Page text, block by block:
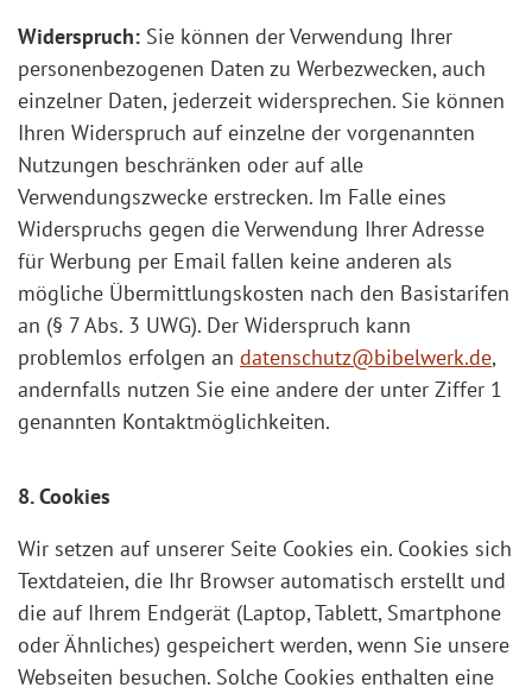
Widerspruch: Sie können der Verwendung Ihrer
personenbezogenen Daten zu Werbezwecken, auch
einzelner Daten, jederzeit widersprechen. Sie können
Ihren Widerspruch auf einzelne der vorgenannten
Nutzungen beschränken oder auf alle
Verwendungszwecke erstrecken. Im Falle eines
Widerspruchs gegen die Verwendung Ihrer Adresse
für Werbung per Email fallen keine anderen als
mögliche Übermittlungskosten nach den Basistarifen
an (§ 7 Abs. 3 UWG). Der Widerspruch kann
problemlos erfolgen an datenschutz@bibelwerk.de,
andernfalls nutzen Sie eine andere der unter Ziffer 1
genannten Kontaktmöglichkeiten.
8. Cookies
Wir setzen auf unserer Seite Cookies ein. Cookies sich
Textdateien, die Ihr Browser automatisch erstellt und
die auf Ihrem Endgerät (Laptop, Tablett, Smartphone
oder Ähnliches) gespeichert werden, wenn Sie unsere
Webseiten besuchen. Solche Cookies enthalten eine